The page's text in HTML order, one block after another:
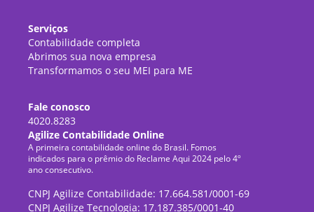
Serviços
Contabilidade completa
Abrimos sua nova empresa
Transformamos o seu MEI para ME
Fale conosco
4020.8283
Agilize Contabilidade Online
A primeira contabilidade online do Brasil. Fomos
indicados para o prêmio do Reclame Aqui 2024 pelo 4º
ano consecutivo.
CNPJ Agilize Contabilidade: 17.664.581/0001-69
CNPJ Agilize Tecnologia: 17.187.385/0001-40